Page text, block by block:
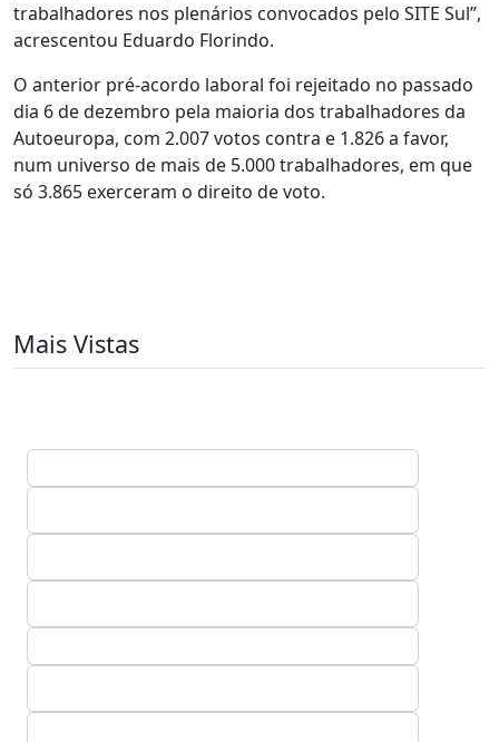
trabalhadores nos plenários convocados pelo SITE Sul”,
acrescentou Eduardo Florindo.
O anterior pré-acordo laboral foi rejeitado no passado
dia 6 de dezembro pela maioria dos trabalhadores da
Autoeuropa, com 2.007 votos contra e 1.826 a favor,
num universo de mais de 5.000 trabalhadores, em que
só 3.865 exerceram o direito de voto.
Mais Vistas